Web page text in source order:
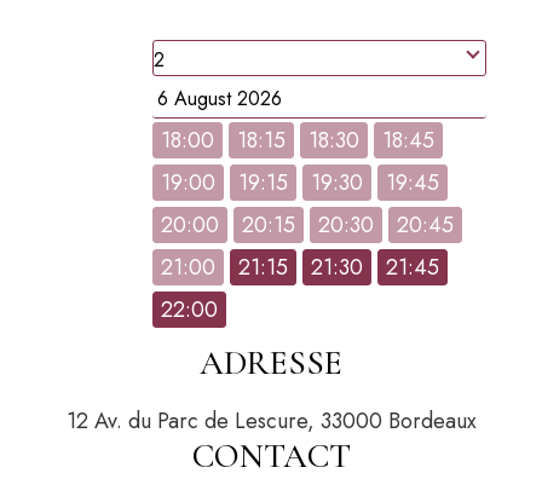
18:00 18:15 18:30
18:45
19:00
19:15 19:30
19:45
20:00
20:15 20:30
20:45
21:00
21:15 21:30
21:45
22:00
ADRESSE
12 Av. du Parc de Lescure, 33000 Bordeaux
CONTACT